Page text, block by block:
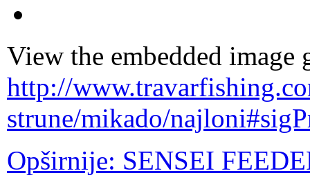
View the embedded image
http://
strune/mikado/
Opširnije: SENSEI